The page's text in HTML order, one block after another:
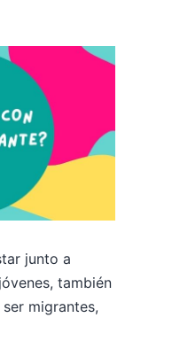
junto a
también
migrantes,